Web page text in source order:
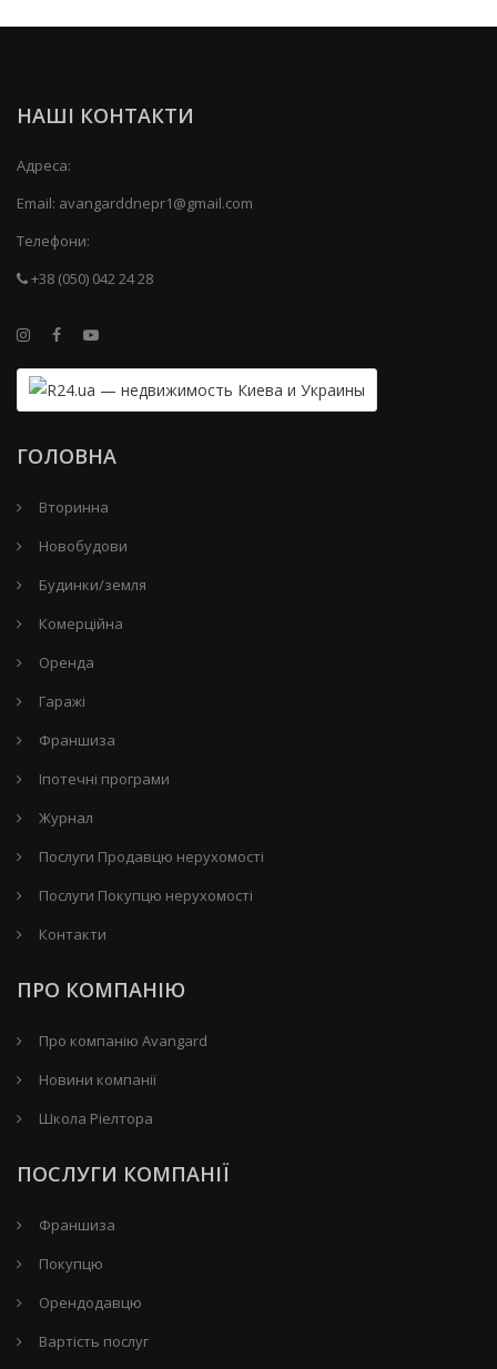
НАШІ КОНТАКТИ
Адреса:
Email: avangarddnepr1@gmail.com
Телефони:
+38 (050) 042 24 28
ГОЛОВНА
Вторинна
Новобудови
Будинки/земля
Комерційна
Оренда
Гаражі
Франшиза
Іпотечні програми
Журнал
Послуги Продавцю нерухомості
Послуги Покупцю нерухомості
Контакти
ПРО КОМПАНІЮ
Про компанію Avangard
Новини компанії
Школа Ріелтора
ПОСЛУГИ КОМПАНІЇ
Франшиза
Покупцю
Орендодавцю
Вартість послуг